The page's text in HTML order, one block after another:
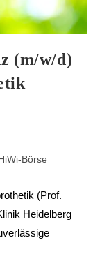
(m/w/d)
Börse
(Prof.
Heidelberg